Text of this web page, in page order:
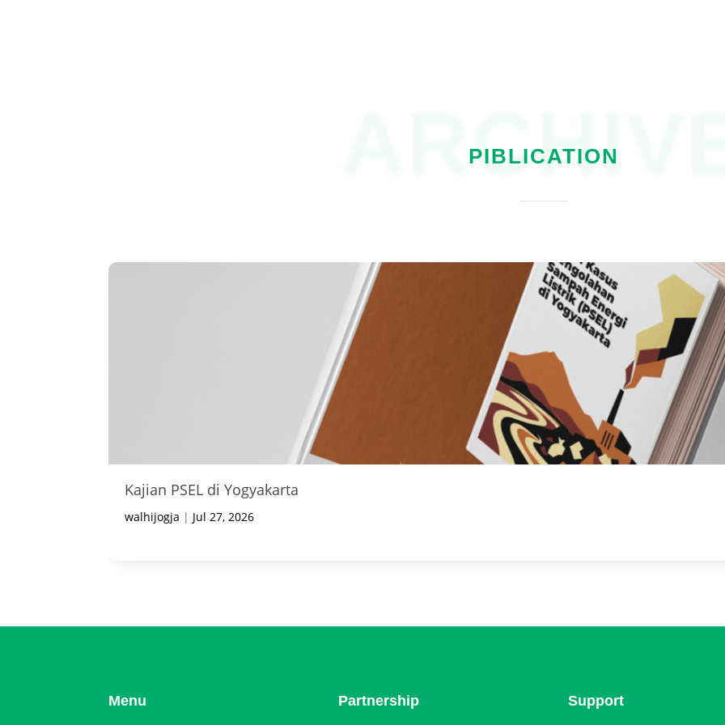
PIBLICATION
Kajian PSEL di Yogyakarta
walhijogja | Jul 27, 2026
Menu Partnership Support